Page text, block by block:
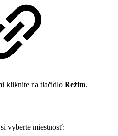
kliknite na tlačidlo Režim.
vyberte miestnosť: